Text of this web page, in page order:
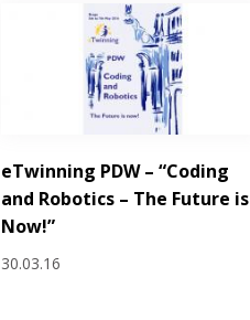
eTwinning PDW – “Coding
and Robotics – The Future is
Now!”
30.03.16